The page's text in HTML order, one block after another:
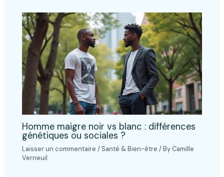
Homme maigre noir vs blanc : différences
génétiques ou sociales ?
Laisser un commentaire / Santé & Bien-être / By Camille
Verneuil